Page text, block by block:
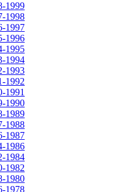
1999
1998
1997
1996
1995
1994
1993
1992
1991
1990
1989
1988
1987
1986
1984
1982
1980
1978